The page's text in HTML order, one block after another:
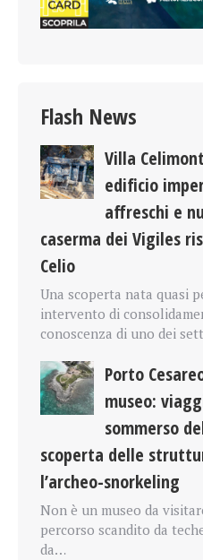
Flash News
Villa
edificio
affreschi e
caserma dei Vigiles
Celio
Una scoperta nata quasi
intervento di
conoscenza di uno dei
Porto
museo:
sommerso
scoperta delle
l’archeo-snorkeling
Non è un museo da
percorso scandito da
da…